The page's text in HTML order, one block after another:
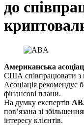
до
Американська
США співпрацювати з
Асоціація рекомендує
фінансові плани.
На думку експертів
пов’язана зі
інтересу клієнтів.